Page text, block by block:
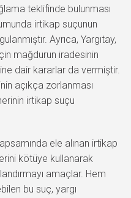
teklifinde bulunması
irtikap suçunun
Ayrıca, Yargıtay,
mağdurun iradesinin
dair kararlar da vermiştir.
açıkça zorlanması
irtikap suçu
ele alınan irtikap
kötüye kullanarak
amaçlar. Hem
bu suç, yargı